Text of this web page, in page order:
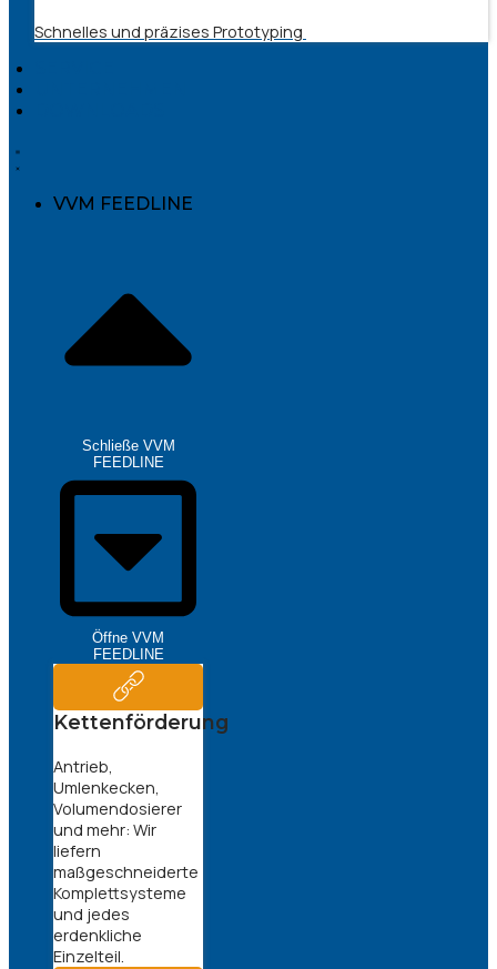
Schnelles und präzises Prototyping
VVM FEEDLINE
Schließe VVM
FEEDLINE
Öffne VVM
FEEDLINE
Kettenförderung
Antrieb,
Umlenkecken,
Volumendosierer
und mehr: Wir
liefern
maßgeschneiderte
Komplettsysteme
und jedes
erdenkliche
Einzelteil.